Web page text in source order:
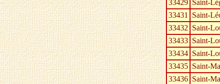
33429 Saint-
33431 Saint-
33432 Saint-
33433 Saint-
33434 Saint-
33435 Saint-
33436 Saint-